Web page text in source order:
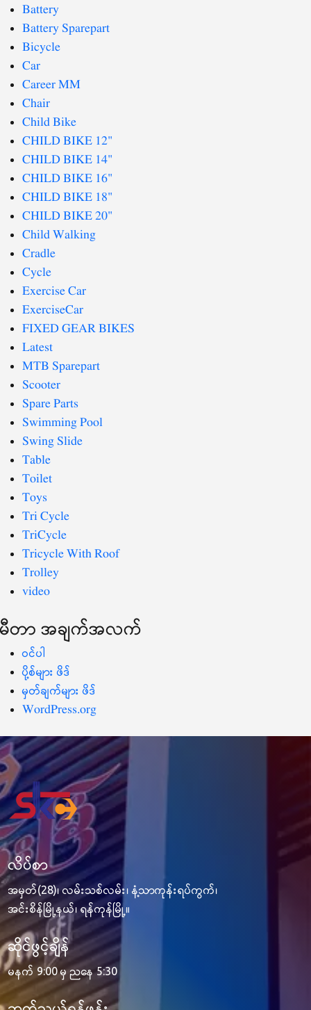
Battery
Battery Sparepart
Bicycle
Car
Career MM
Chair
Child Bike
CHILD BIKE 12"
CHILD BIKE 14"
CHILD BIKE 16"
CHILD BIKE 18"
CHILD BIKE 20"
Child Walking
Cradle
Cycle
Exercise Car
ExerciseCar
FIXED GEAR BIKES
Latest
MTB Sparepart
Scooter
Spare Parts
Swimming Pool
Swing Slide
Table
Toilet
Toys
Tri Cycle
TriCycle
Tricycle With Roof
Trolley
video
မီတာ အချက်အလက်
ဝင်ပါ
ပို့စ်များ ဖိဒ်
မှတ်ချက်များ ဖိဒ်
WordPress.org
လိပ်စာ
အမှတ်(28)၊ လမ်းသစ်လမ်း၊ နံ့သာကုန်းရပ်ကွက်၊
အင်းစိန်မြို့နယ်၊ ရန်ကုန်မြို့။
ဆိုင်ဖွင့်ချိန်
မနက် 9:00 မှ ညနေ 5:30